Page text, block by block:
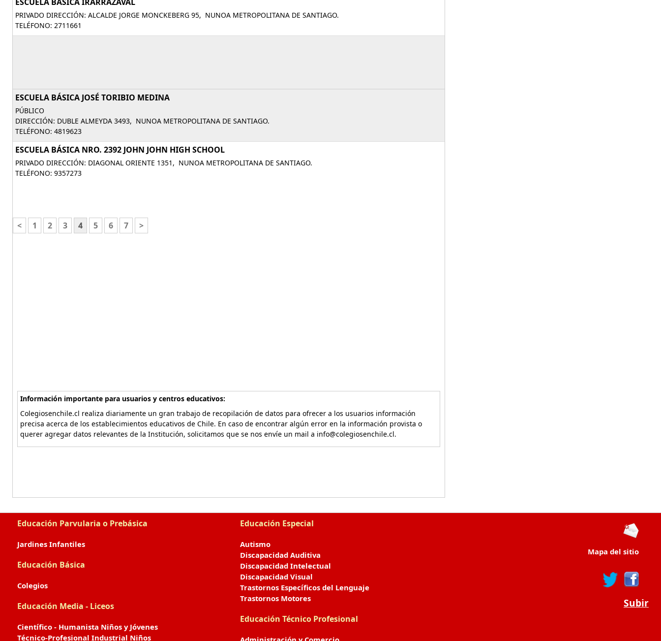
PRIVADO DIRECCIÓN: ALCALDE JORGE MONCKEBERG 95, NUNOA METROPOLITANA DE SANTIAGO.
TELÉFONO: 2711661
ESCUELA BÁSICA JOSÉ TORIBIO MEDINA
PÚBLICO
DIRECCIÓN: DUBLE ALMEYDA 3493, NUNOA METROPOLITANA DE SANTIAGO.
TELÉFONO: 4819623
ESCUELA BÁSICA NRO. 2392 JOHN JOHN HIGH SCHOOL
PRIVADO DIRECCIÓN: DIAGONAL ORIENTE 1351, NUNOA METROPOLITANA DE SANTIAGO.
TELÉFONO: 9357273
< 1 2 3 4 5 6 7 >
Información importante para usuarios y centros educativos:
Colegiosenchile.cl realiza diariamente un gran trabajo de recopilación de datos para ofrecer a los usuarios información
precisa acerca de los establecimientos educativos de Chile. En caso de encontrar algún error en la información provista o
querer agregar datos relevantes de la Institución, solicitamos que se nos envíe un mail a info@colegiosenchile.cl.
Educación Parvularia o Prebásica
Jardines Infantiles
Educación Básica
Colegios
Educación Media - Liceos
Científico - Humanista Niños y Jóvenes
Técnico-Profesional Industrial Niños
Educación Especial
Autismo
Discapacidad Auditiva
Discapacidad Intelectual
Discapacidad Visual
Trastornos Específicos del Lenguaje
Trastornos Motores
Educación Técnico Profesional
Mapa del sitio
Subir